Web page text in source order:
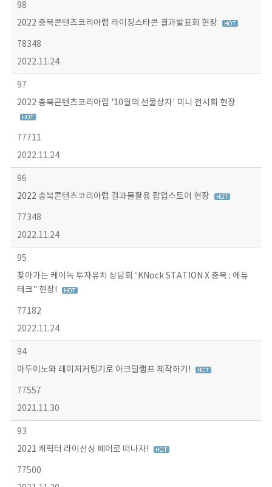
98
2022 충북콘텐츠코리아랩 라이징스타콘 결과발표회 현장
78348
2022.11.24
97
2022 충북콘텐츠코리아랩 '10월의 선물상자' 미니 전시회 현장
77711
2022.11.24
96
2022 충북콘텐츠코리아랩 결과물활용 팝업스토어 현장
77348
2022.11.24
95
찾아가는 케이녹 투자유치 상담회 “KNock STATION X 충북 : 에듀
테크" 현장!
77182
2022.11.24
94
아두이노와 레이저커팅기로 아크릴램프 제작하기!
77557
2021.11.30
93
2021 캐릭터 라이선싱 페어로 떠나자!
77500